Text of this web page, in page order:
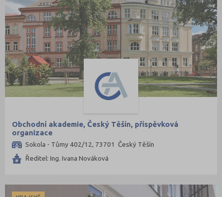
Obchodní akademie, Český Těšín, příspěvková
organizace
Sokola - Tůmy 402/12, 73701 Český Těšín
Ředitel: Ing. Ivana Nováková